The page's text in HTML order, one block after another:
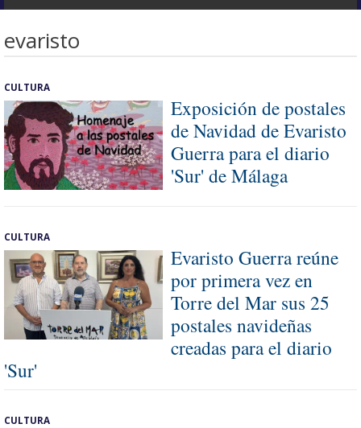
evaristo
CULTURA
Exposición de postales
de Navidad de Evaristo
Guerra para el diario
'Sur' de Málaga
CULTURA
Evaristo Guerra reúne
por primera vez en
Torre del Mar sus 25
postales navideñas
creadas para el diario
'Sur'
CULTURA